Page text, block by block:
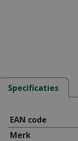
Specificaties
EAN code
Merk